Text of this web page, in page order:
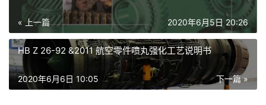
« 上一篇 2020年6月5日 20:26
HB Z 26-92 &2011 航空零件喷丸强化工艺说明书
下一篇 »
2020年6月6日 10:05